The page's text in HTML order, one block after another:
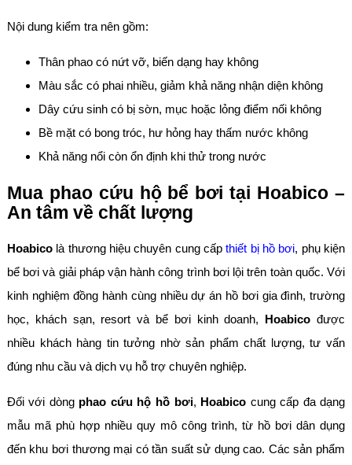
Nội dung kiểm tra nên gồm:
Thân phao có nứt vỡ, biến dạng hay không
Màu sắc có phai nhiều, giảm khả năng nhận diện không
Dây cứu sinh có bị sờn, mục hoặc lỏng điểm nối không
Bề mặt có bong tróc, hư hỏng hay thấm nước không
Khả năng nổi còn ổn định khi thử trong nước
Mua phao cứu hộ bể bơi tại Hoabico –
An tâm về chất lượng
Hoabicolà thương hiệu chuyên cung cấpthiết bị hồ bơi, phụ kiện
bể bơi và giải pháp vận hành công trình bơi lội trên toàn quốc. Với
kinh nghiệm đồng hành cùng nhiều dự án hồ bơi gia đình, trường
học, khách sạn, resort và bể bơi kinh doanh, Hoabico được
nhiều khách hàng tin tưởng nhờ sản phẩm chất lượng, tư vấn
đúng nhu cầu và dịch vụ hỗ trợ chuyên nghiệp.
Đối với dòng phao cứu hộ hồ bơi, Hoabico cung cấp đa dạng
mẫu mã phù hợp nhiều quy mô công trình, từ hồ bơi dân dụng
đến khu bơi thương mại có tần suất sử dụng cao. Các sản phẩm